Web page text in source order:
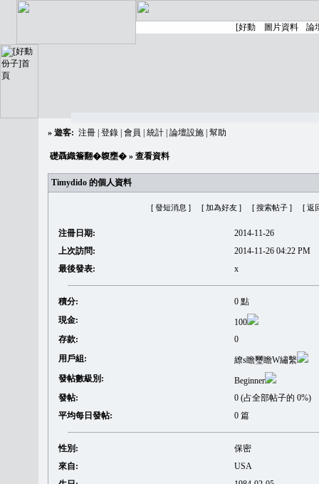
» 遊客: 注冊 登錄 會員 統計 論壇設施 幫助
礎聶織簷翻�䪖壅� » 查看資料
Timydido 的個人資料
[ 發短消息 ] [ 加為好友 ] [ 搜索帖子 ] [ 返
注冊日期:
2014-11-26
上次訪問:
2014-11-26 04:22 PM
最後發表:
x
積分:
0 點
現金:
100
存款:
0
用戶組:
繚s瞻璽瞻W繡繫
發帖數級別:
Beginner
發帖:
0 (占全部帖子的 0%)
平均每日發帖:
0 篇
性別:
保密
來自:
USA